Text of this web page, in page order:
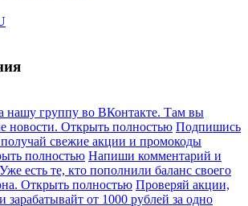
нашу группу во ВКонтакте. Там вы
новости. Открыть полностью Подпишись
свежие акции и промокоды
полностью Напиши комментарий и
есть те, кто пополнили баланс своего
Открыть полностью Проверяй акции,
зарабатывайт от 1000 рублей за одно